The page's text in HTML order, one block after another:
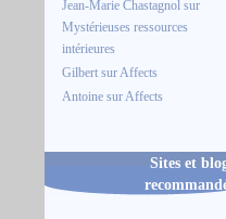
Jean-Marie Chastagnol sur
Mystérieuses ressources
intérieures
Gilbert surAffects
Antoine surAffects
Sites et